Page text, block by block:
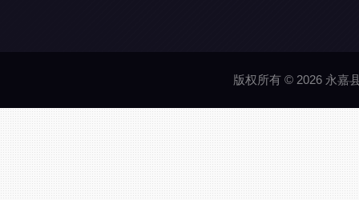
版权所有 © 2026 永嘉